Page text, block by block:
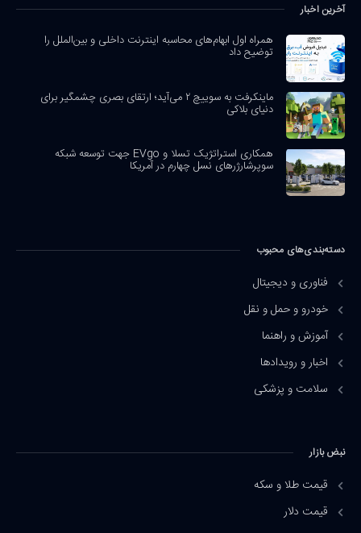
آخرین اخبار
همراه اول ابهام‌های محاسبه اینترنت داخلی و بین‌الملل را
توضیح داد
ماینکرفت به سوییچ ۲ می‌آید؛ ارتقای بصری چشمگیر برای
دنیای بلاکی
همکاری استراتژیک تسلا و EVgo جهت توسعه شبکه
سوپرشارژرهای نسل چهارم در آمریکا
دسته‌بندی‌های محبوب
فناوری و دیجیتال
خودرو و حمل و نقل
آموزش و راهنما
اخبار و رویدادها
سلامت و پزشکی
نبض بازار
قیمت طلا و سکه
قیمت دلار